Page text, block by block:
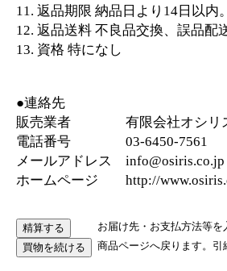
11. 返品期限 納品日より14日以内。
12. 返品送料 不良品交換、誤品配
13. 資格 特になし
●連絡先
販売業者 有限会社オシリ
電話番号 03-6450-7561
メールアドレス info@osiris.co.jp
ホームページ http://
お届け先・お支払方法等を
商品ページへ戻ります。